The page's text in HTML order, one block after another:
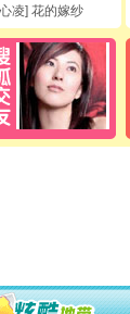
凌] 花的嫁纱